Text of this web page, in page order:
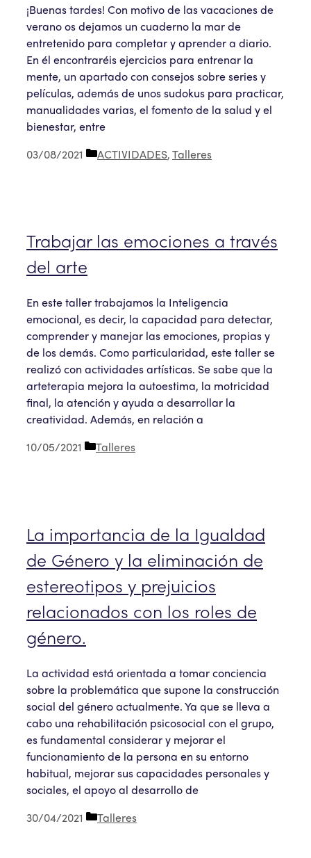
¡Buenas tardes! Con motivo de las vacaciones de
verano os dejamos un cuaderno la mar de
entretenido para completar y aprender a diario.
En él encontraréis ejercicios para entrenar la
mente, un apartado con consejos sobre series y
películas, además de unos sudokus para practicar,
manualidades varias, el fomento de la salud y el
bienestar, entre
03/08/2021
Categorías
ACTIVIDADES,Talleres
Trabajar las emociones a través
del arte
En este taller trabajamos la Inteligencia
emocional, es decir, la capacidad para detectar,
comprender y manejar las emociones, propias y
de los demás. Como particularidad, este taller se
realizó con actividades artísticas. Se sabe que la
arteterapia mejora la autoestima, la motricidad
final, la atención y ayuda a desarrollar la
creatividad. Además, en relación a
10/05/2021
Categorías
Talleres
La importancia de la Igualdad
de Género y la eliminación de
estereotipos y prejuicios
relacionados con los roles de
género.
La actividad está orientada a tomar conciencia
sobre la problemática que supone la construcción
social del género actualmente. Ya que se lleva a
cabo una rehabilitación psicosocial con el grupo,
es fundamental considerar y mejorar el
funcionamiento de la persona en su entorno
habitual, mejorar sus capacidades personales y
sociales, el apoyo al desarrollo de
30/04/2021
Categorías
Talleres